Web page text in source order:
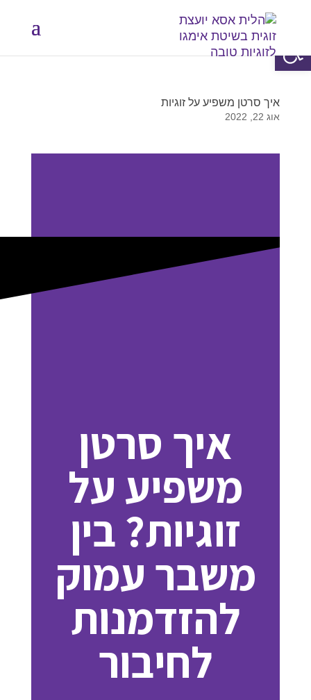
איך סרטן משפיע על זוגיות
אוג 22, 2022
איך סרטן
משפיע על
זוגיות? בין
משבר עמוק
להזדמנות
לחיבור
פתח סרגל נגישות